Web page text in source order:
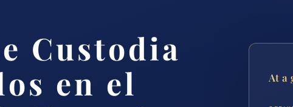
Custodia
en el
At a